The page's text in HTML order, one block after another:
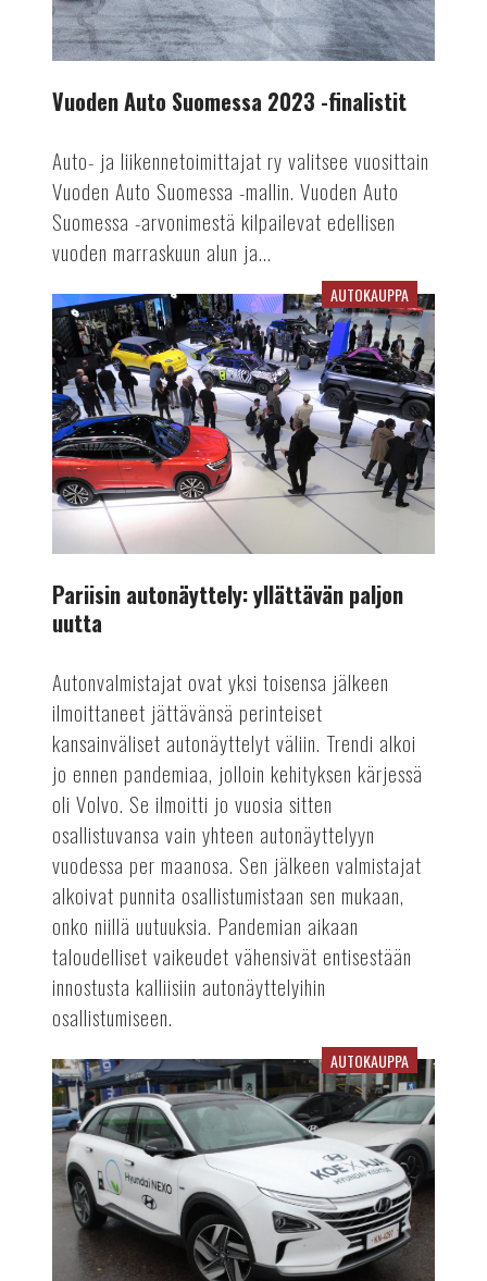
Vuoden Auto Suomessa 2023 -finalistit
Auto- ja liikennetoimittajat ry valitsee vuosittain
Vuoden Auto Suomessa -mallin. Vuoden Auto
Suomessa -arvonimestä kilpailevat edellisen
vuoden marraskuun alun ja...
Pariisin
autonäyttely:
yllättävän
paljon
uutta
AUTOKAUPPA
Pariisin autonäyttely: yllättävän paljon
uutta
Autonvalmistajat ovat yksi toisensa jälkeen
ilmoittaneet jättävänsä perinteiset
kansainväliset autonäyttelyt väliin. Trendi alkoi
jo ennen pandemiaa, jolloin kehityksen kärjessä
oli Volvo. Se ilmoitti jo vuosia sitten
osallistuvansa vain yhteen autonäyttelyyn
vuodessa per maanosa. Sen jälkeen valmistajat
alkoivat punnita osallistumistaan sen mukaan,
onko niillä uutuuksia. Pandemian aikaan
taloudelliset vaikeudet vähensivät entisestään
innostusta kalliisiin autonäyttelyihin
osallistumiseen.
Hyundain
koeajokiertueella
sähköinen
tunnelma:
Vetyauto
vetonaulana
AUTOKAUPPA